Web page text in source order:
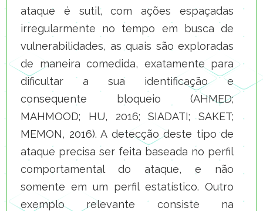
ataque é sutil, com ações espaçadas
irregularmente no tempo em busca de
vulnerabilidades, as quais são exploradas
de maneira comedida, exatamente para
dificultar a sua identificação e
consequente bloqueio (AHMED;
MAHMOOD; HU, 2016; SIADATI; SAKET;
MEMON, 2016). A detecção deste tipo de
ataque precisa ser feita baseada no perfil
comportamental do ataque, e não
somente em um perfil estatístico. Outro
exemplo relevante consiste na